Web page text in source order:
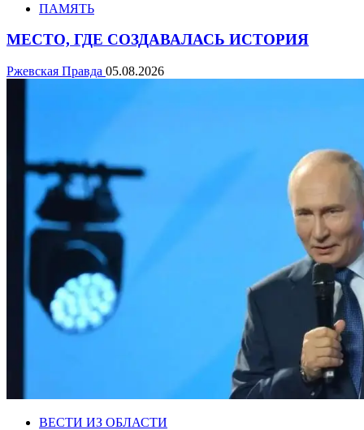
ПАМЯТЬ
МЕСТО, ГДЕ СОЗДАВАЛАСЬ ИСТОРИЯ
Ржевская Правда 05.08.2026
ВЕСТИ ИЗ ОБЛАСТИ